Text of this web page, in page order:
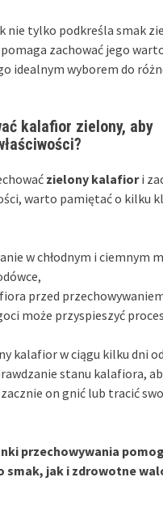
nie tylko podkreśla smak
zachować jego
idealnym wyborem do
kalafior zielony, aby
zielony kalafiori
warto pamiętać o kilku
w chłodnym i ciemnym
przed
może przyspieszyć
kalafior w ciągu kilku dni
stanu kalafiora,
on gnić lub tracić
przechowywania
smak, jak i zdrowotne